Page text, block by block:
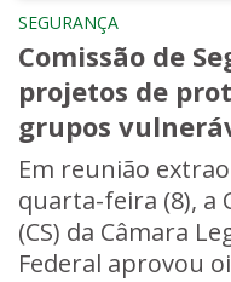
SEGURANÇA
Comissão de
projetos de
grupos
Em reunião
quarta-feira (8), a
(CS) da Câmara
Federal aprovou